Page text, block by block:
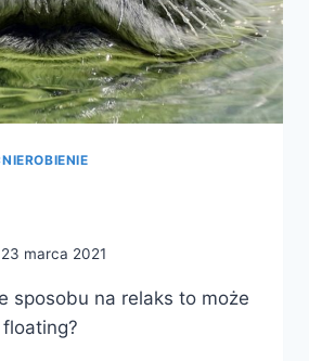
23 marca 2021
sposobu na relaks to może